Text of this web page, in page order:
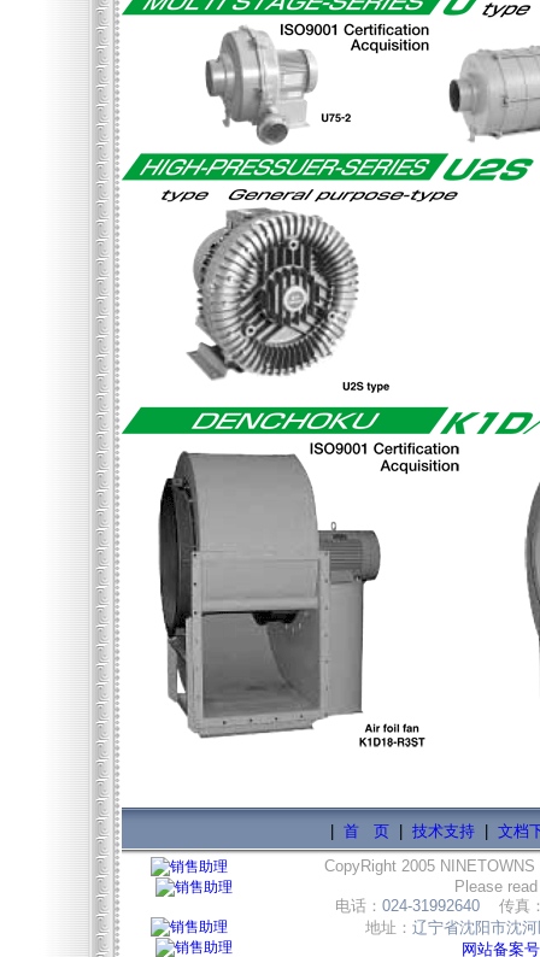
首 页| 技术支持| 文档
CopyRight 2005 NINETOWNS
Please
电话： 024-31992640 传真
地址： 辽宁省沈阳市沈
网站备案